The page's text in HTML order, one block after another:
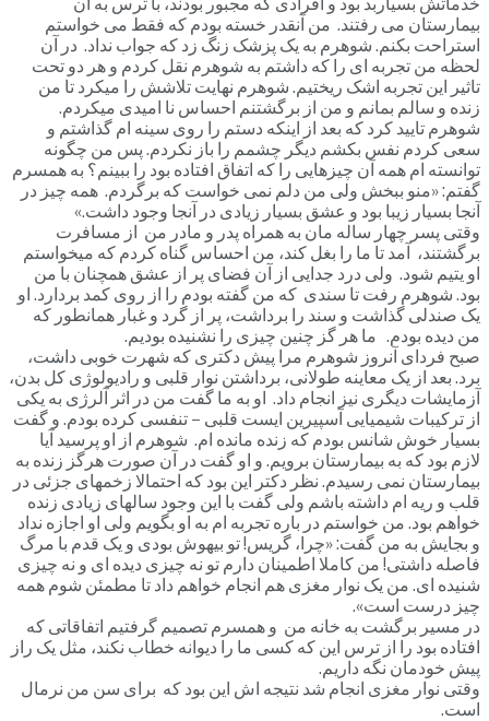
بیمارستان می رفتند. من آنقدر خسته بودم که فقط می خواستم
استراحت بکنم. شوهرم به یک پزشک زنگ زد که جواب نداد. در آن
لحظه من تجربه ای را که داشتم به شوهرم نقل کردم و هر دو تحت
تاثیر این تجربه اشک ریختیم. شوهرم نهایت تلاشش را میکرد تا من
زنده و سالم بمانم و من از برگشتنم احساس نا امیدی میکردم.
شوهرم تایید کرد که بعد از اینکه دستم را روی سینه ام گذاشتم و
سعی کردم نفس بکشم دیگر چشمم را باز نکردم. پس من چگونه
توانسته ام همه آن چیزهایی را که اتفاق افتاده بود را ببینم؟ به همسرم
گفتم: «منو ببخش ولی من دلم نمی خواست که برگردم. همه چیز در
آنجا بسیار زیبا بود و عشق بسیار زیادی در آنجا وجود داشت.»
وقتی پسر چهار ساله مان به همراه پدر و مادر من از مسافرت
برگشتند، آمد تا ما را بغل کند، من احساس گناه کردم که میخواستم
او یتیم شود. ولی درد جدایی از آن فضای پر از عشق همچنان با من
بود. شوهرم رفت تا سندی که من گفته بودم را از روی کمد بردارد. او
یک صندلی گذاشت و سند را برداشت، پر از گرد و غبار همانطور که
من دیده بودم. ما هر گز چنین چیزی را نشنیده بودیم.
صبح فردای آنروز شوهرم مرا پیش دکتری که شهرت خوبی داشت،
برد. بعد از یک معاینه طولانی، برداشتن نوار قلبی و رادیولوژی کل بدن،
آزمایشات دیگری نیز انجام داد. او به ما گفت من در اثر آلرژی به یکی
از ترکیبات شیمیایی آسپیرین ایست قلبی – تنفسی کرده بودم. و گفت
بسیار خوش شانس بودم که زنده مانده ام. شوهرم از او پرسید آیا
لازم بود که به بیمارستان برویم. و او گفت در آن صورت هرگز زنده به
بیمارستان نمی رسیدم. نظر دکتر این بود که احتمالا زخمهای جزئی در
قلب و ریه ام داشته باشم ولی گفت با این وجود سالهای زیادی زنده
خواهم بود. من خواستم در باره تجربه ام به او بگویم ولی او اجازه نداد
و بجایش به من گفت: «چرا، گریس! تو بیهوش بودی و یک قدم با مرگ
فاصله داشتی! من کاملا اطمینان دارم تو نه چیزی دیده ای و نه چیزی
شنیده ای. من یک نوار مغزی هم انجام خواهم داد تا مطمئن شوم همه
چیز درست است».
در مسیر برگشت به خانه من و همسرم تصمیم گرفتیم اتفاقاتی که
افتاده بود را از ترس این که کسی ما را دیوانه خطاب نکند، مثل یک راز
پیش خودمان نگه داریم.
وقتی نوار مغزی انجام شد نتیجه اش این بود که برای سن من نرمال
است.